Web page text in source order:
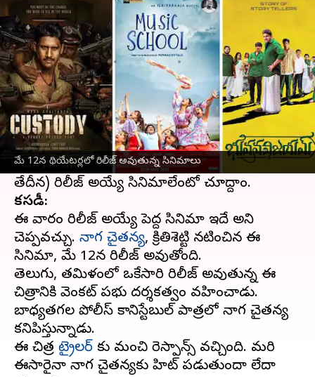
మే 12న థియేటర్లలో రిలీజ్ అవుతున్న సినిమాలు
ఈ వారం థియేటర్లలో రిలీజ్ అవుతున్న
సినిమాలు ఏంటంటే?
వ్రాసిన వారు Sriram Pranateja May 08, 2023 12:31 pm
ఈ వార్తాకథనం ఏంటి
ప్రతీ వారం కొత్త సినిమాలు రిలీజ్ అవుతూనే
ఉంటాయి. థియేటర్లన్నీ కొత్త కొత్త సినిమాలతో
కళకళలాడుతూనే ఉంటాయి. ఈ వారం (మే 12వ
కస్టడీ:
ఈ వారం రిలీజ్ అయ్యే పెద్ద సినిమా ఇదే అని
చెప్పవచ్చు. నాగ చైతన్య, క్రితిశెట్టి నటించిన ఈ
సినిమా, మే 12న రిలీజ్ అవుతోంది.
తెలుగు, తమిళంలో ఒకేసారి రిలీజ్ అవుతున్న ఈ
చిత్రానికి వెంకట్ ప్రభు దర్శకత్వం వహించాడు.
బాధ్యతగల పోలీస్ కానిస్టేబుల్ పాత్రలో నాగ చైతన్య
కనిపిస్తున్నాడు.
ఈ చిత్ర ట్రైలర్ కు మంచి రెస్పాన్స్ వచ్చింది. మరి
ఈసారైనా నాగ చైతన్యకు హిట్ పడుతుందా లేదా